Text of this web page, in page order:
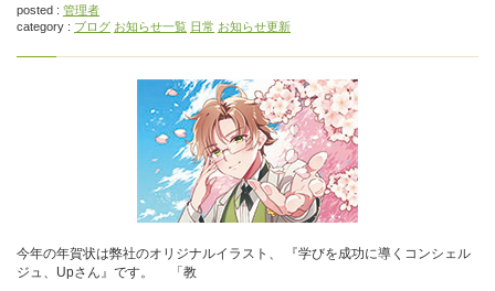
posted : 管理者
category : ブログ お知らせ一覧 日常 お知らせ更新
今年の年賀状は弊社のオリジナルイラスト、 『学びを成功に導くコンシェル
ジュ、Upさん』です。 「教